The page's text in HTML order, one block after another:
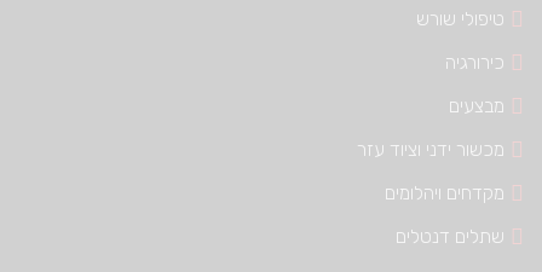
טיפולי שורש
כירורגיה
מבצעים
מכשור ידני וציוד עזר
מקדחים ויהלומים
שתלים דנטלים